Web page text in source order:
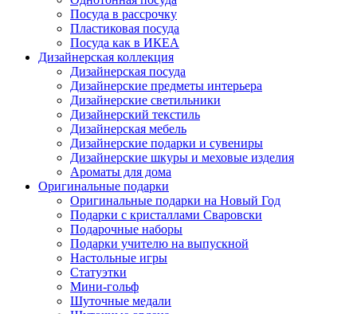
Посуда в рассрочку
Пластиковая посуда
Посуда как в ИКЕА
Дизайнерская коллекция
Дизайнерская посуда
Дизайнерские предметы интерьера
Дизайнерские светильники
Дизайнерский текстиль
Дизайнерская мебель
Дизайнерские подарки и сувениры
Дизайнерские шкуры и меховые изделия
Ароматы для дома
Оригинальные подарки
Оригинальные подарки на Новый Год
Подарки с кристаллами Сваровски
Подарочные наборы
Подарки учителю на выпускной
Настольные игры
Статуэтки
Мини-гольф
Шуточные медали